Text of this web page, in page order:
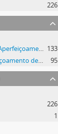
226
Campanha Nacional de Aperfeiçoamento de Pessoal de Nível Superior (CAPES) 133
Coordenação de Aperfeiçoamento de Pessoal de Nível Superior (CAPES)
95
226
1